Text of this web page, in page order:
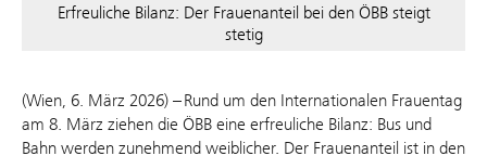
Erfreuliche Bilanz: Der Frauenanteil bei den ÖBB steigt
stetig
(Wien, 6. März 2026) – Rund um den Internationalen Frauentag
am 8. März ziehen die ÖBB eine erfreuliche Bilanz: Bus und
Bahn werden zunehmend weiblicher. Der Frauenanteil ist in den